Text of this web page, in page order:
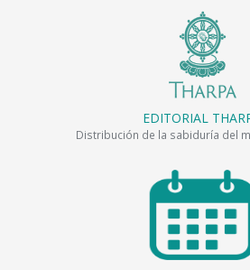
EDITORIAL
Distribución de la sabiduría del